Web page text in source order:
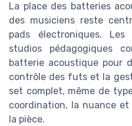
La place des batteries
des musiciens reste
pads électroniques.
studios pédagogiques
batterie acoustique pour
contrôle des futs et la
set complet, même de
coordination, la nuance et
la pièce.